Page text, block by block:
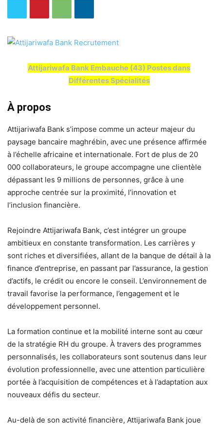
Attijariwafa Bank Embauche (43) Postes dans
Différentes Spécialités
À propos
Attijariwafa Bank s’impose comme un acteur majeur du
paysage bancaire maghrébin, avec une présence affirmée
à l’échelle africaine et internationale. Fort de plus de 20
000 collaborateurs, le groupe accompagne une clientèle
dépassant les 9 millions de personnes, grâce à une
approche centrée sur la proximité, l’innovation et
l’inclusion financière.
Rejoindre Attijariwafa Bank, c’est intégrer un groupe
ambitieux en constante transformation. Les carrières y
sont riches et diversifiées, allant de la banque de détail à la
finance d’entreprise, en passant par l’assurance, la gestion
d’actifs, le crédit ou encore le conseil. L’environnement de
travail favorise la performance, l’engagement et le
développement personnel.
La formation continue et la mobilité interne sont au cœur
de la stratégie RH du groupe. À travers des programmes
personnalisés, les collaborateurs sont soutenus dans leur
évolution professionnelle, avec une attention particulière
portée à l’acquisition de compétences et à l’adaptation aux
nouveaux défis du secteur.
Au-delà de son activité financière, Attijariwafa Bank joue